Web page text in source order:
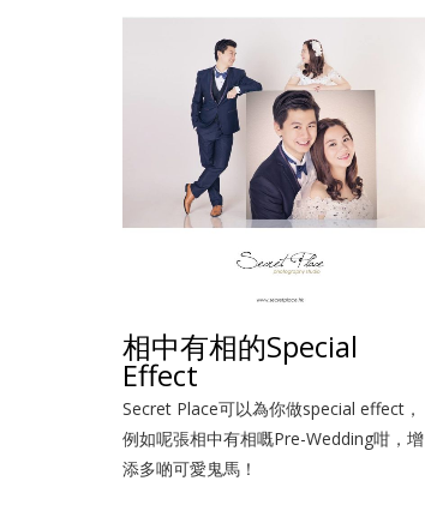
相中有相的Special
Effect
Secret Place可以為你做special effect，
例如呢張相中有相嘅Pre-Wedding咁，增
添多啲可愛鬼馬！